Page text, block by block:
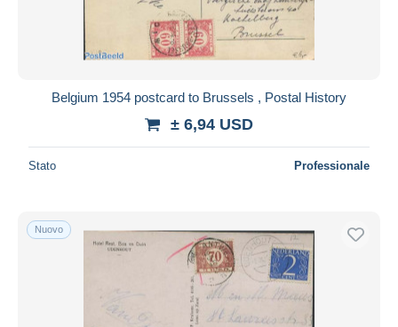
Belgium 1954 postcard to Brussels , Postal History
± 6,94 USD
Stato Professionale
Nuovo